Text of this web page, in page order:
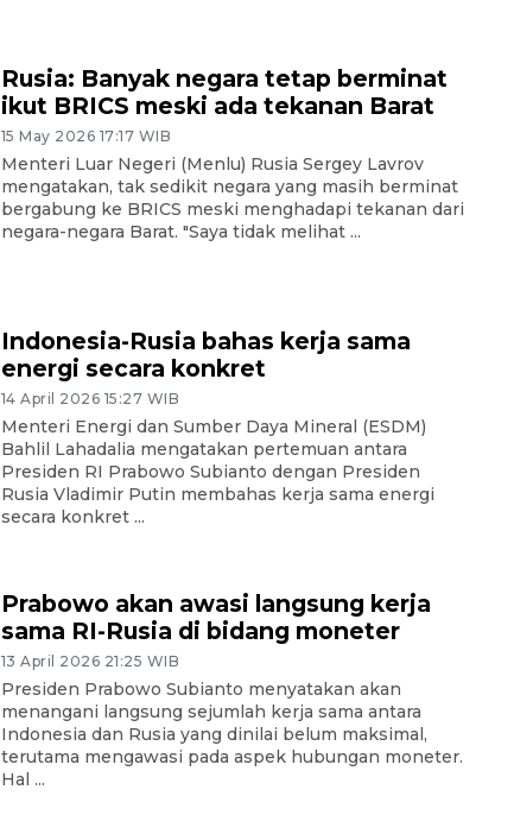
Rusia: Banyak negara tetap berminat
ikut BRICS meski ada tekanan Barat
15 May 2026 17:17 WIB
Menteri Luar Negeri (Menlu) Rusia Sergey Lavrov
mengatakan, tak sedikit negara yang masih berminat
bergabung ke BRICS meski menghadapi tekanan dari
negara-negara Barat. "Saya tidak melihat ...
Indonesia-Rusia bahas kerja sama
energi secara konkret
14 April 2026 15:27 WIB
Menteri Energi dan Sumber Daya Mineral (ESDM)
Bahlil Lahadalia mengatakan pertemuan antara
Presiden RI Prabowo Subianto dengan Presiden
Rusia Vladimir Putin membahas kerja sama energi
secara konkret ...
Prabowo akan awasi langsung kerja
sama RI-Rusia di bidang moneter
13 April 2026 21:25 WIB
Presiden Prabowo Subianto menyatakan akan
menangani langsung sejumlah kerja sama antara
Indonesia dan Rusia yang dinilai belum maksimal,
terutama mengawasi pada aspek hubungan moneter.
Hal ...